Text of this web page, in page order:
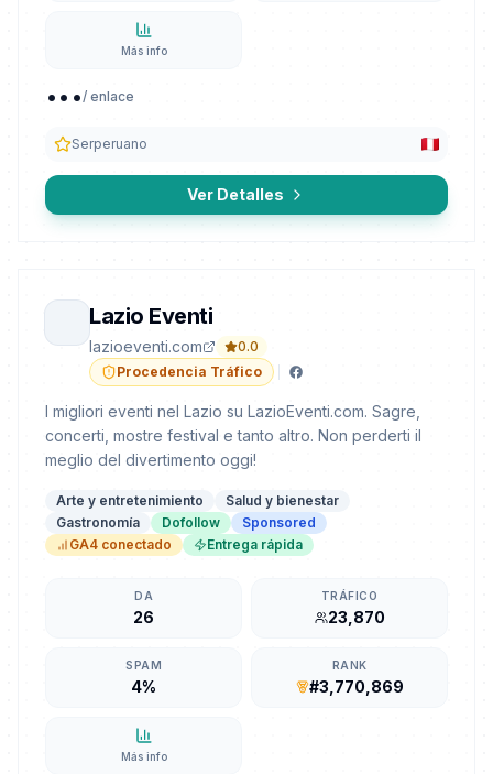
Más info
.../ enlace
Serperuano
Ver Detalles
Lazio Eventi
lazioeventi.com
0.0
Procedencia Tráfico
I migliori eventi nel Lazio su LazioEventi.com. Sagre,
concerti, mostre festival e tanto altro. Non perderti il
meglio del divertimento oggi!
Arte y entretenimiento
Salud y bienestar
Gastronomía
Dofollow
Sponsored
GA4 conectado
Entrega rápida
DA
26
TRÁFICO
23,870
SPAM
4%
RANK
#3,770,869
Más info